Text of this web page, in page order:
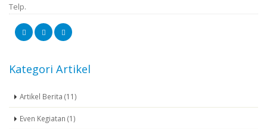
Telp.
Kategori Artikel
Artikel Berita (11)
Even Kegiatan (1)